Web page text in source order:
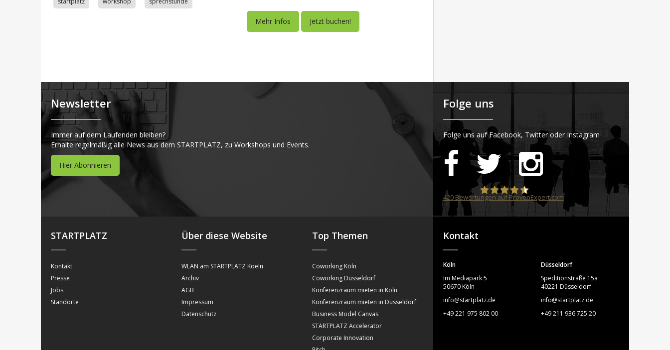
Mehr Infos Jetzt buchen!
Newsletter
Immer auf dem Laufenden bleiben?
Erhalte regelmäßig alle News aus dem STARTPLATZ, zu Workshops und Events.
Hier Abonnieren
Folge uns
Folge uns auf Facebook, Twitter oder Instagram
STARTPLATZ
420Bewertungen auf ProvenExpert.com
STARTPLATZ
Kontakt
Presse
Jobs
Standorte
Über diese Website
WLAN am STARTPLATZ Koeln
Archiv
AGB
Impressum
Datenschutz
Top Themen
Coworking Köln
Coworking Düsseldorf
Konferenzraum mieten in Köln
Konferenzraum mieten in Düsseldorf
Business Model Canvas
STARTPLATZ Accelerator
Corporate Innovation
Kontakt
Köln
Im Mediapark 5
50670 Köln
info@startplatz.de
+49 221 975 802 00
Düsseldorf
Speditionstraße 15a
40221 Düsseldorf
info@startplatz.de
+49 211 936 725 20